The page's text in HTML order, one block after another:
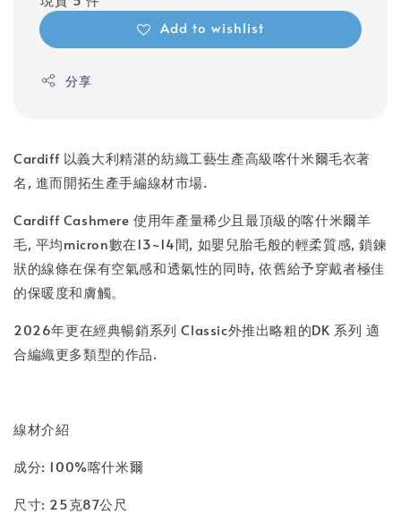
Add to wishlist
分享
Cardiff 以義大利精湛的紡織工藝生產高級喀什米爾毛衣著
名, 進而開拓生產手編線材市場.
Cardiff Cashmere 使用年產量稀少且最頂級的喀什米爾羊
毛, 平均micron數在13~14間, 如嬰兒胎毛般的輕柔質感, 鎖鍊
狀的線條在保有空氣感和透氣性的同時, 依舊給予穿戴者極佳
的保暖度和膚觸。
2026年更在經典暢銷系列 Classic外推出略粗的DK 系列 適
合編織更多類型的作品.
線材介紹
成分: 100%喀什米爾
尺寸: 25克87公尺